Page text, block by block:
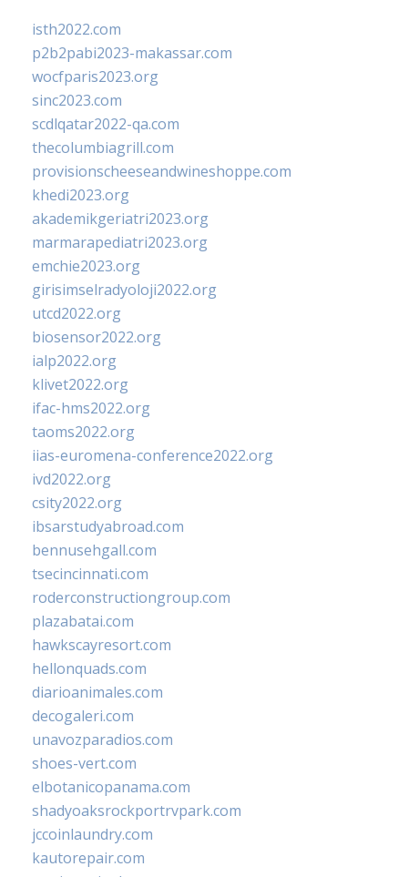
isth2022.com
p2b2pabi2023-makassar.com
wocfparis2023.org
sinc2023.com
scdlqatar2022-qa.com
thecolumbiagrill.com
provisionscheeseandwineshoppe.com
khedi2023.org
akademikgeriatri2023.org
marmarapediatri2023.org
emchie2023.org
girisimselradyoloji2022.org
utcd2022.org
biosensor2022.org
ialp2022.org
klivet2022.org
ifac-hms2022.org
taoms2022.org
iias-euromena-conference2022.org
ivd2022.org
csity2022.org
ibsarstudyabroad.com
bennusehgall.com
tsecincinnati.com
roderconstructiongroup.com
plazabatai.com
hawkscayresort.com
hellonquads.com
diarioanimales.com
decogaleri.com
unavozparadios.com
shoes-vert.com
elbotanicopanama.com
shadyoaksrockportrvpark.com
jccoinlaundry.com
kautorepair.com